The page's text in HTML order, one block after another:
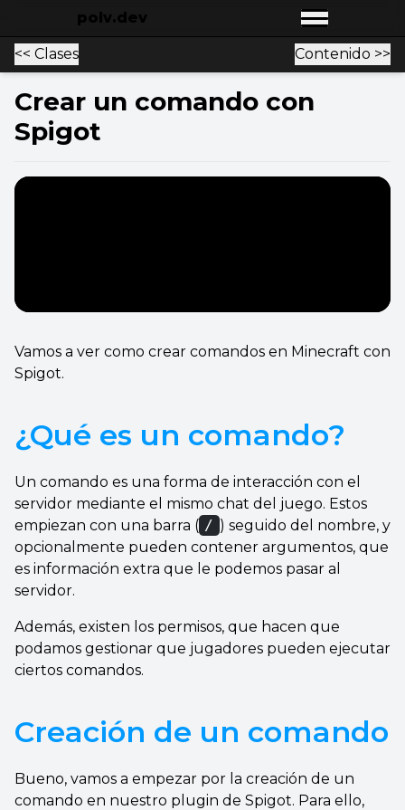
polv.dev Open main
<< Clases Contenido >>
Crear un comando con
Spigot
Vamos a ver como crear comandos en Minecraft con
Spigot.
¿Qué es un comando?
Un comando es una forma de interacción con el
servidor mediante el mismo chat del juego. Estos
empiezan con una barra ( / ) seguido del nombre, y
opcionalmente pueden contener argumentos, que
es información extra que le podemos pasar al
servidor.
Además, existen los permisos, que hacen que
podamos gestionar que jugadores pueden ejecutar
ciertos comandos.
Creación de un comando
Bueno, vamos a empezar por la creación de un
comando en nuestro plugin de Spigot. Para ello,